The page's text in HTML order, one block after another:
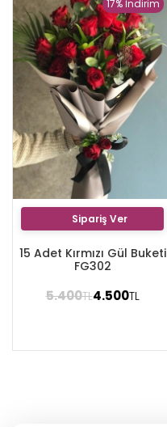
17% İndirim
Sipariş Ver
15 Adet Kırmızı Gül Buketi
FG302
5.400TL4.500TL